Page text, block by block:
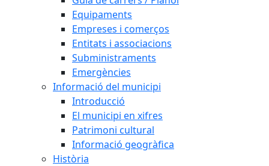
Equipaments
Empreses i comerços
Entitats i associacions
Subministraments
Emergències
Informació del municipi
Introducció
El municipi en xifres
Patrimoni cultural
Informació geogràfica
Història